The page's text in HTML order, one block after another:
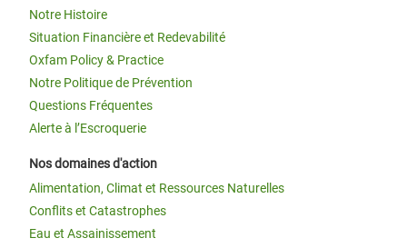
Notre Histoire
Situation Financière et Redevabilité
Oxfam Policy & Practice
Notre Politique de Prévention
Questions Fréquentes
Alerte à l’Escroquerie
Nos domaines d'action
Alimentation, Climat et Ressources Naturelles
Conflits et Catastrophes
Eau et Assainissement